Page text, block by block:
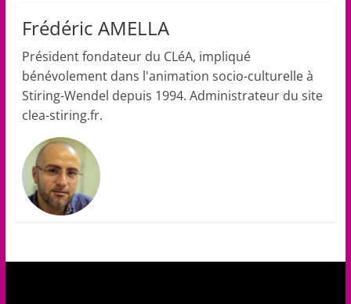
Frédéric AMELLA
Président fondateur du CLéA, impliqué
bénévolement dans l'animation socio-culturelle à
Stiring-Wendel depuis 1994. Administrateur du site
clea-stiring.fr.